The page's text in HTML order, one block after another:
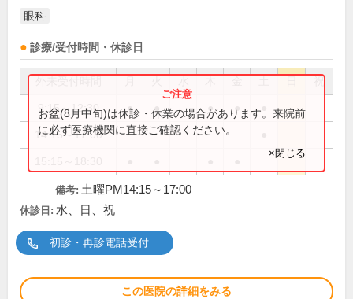
眼科
診療/受付時間・休診日
祝
9:15～12:30 ● ● ● ●
14:15～17:00
お盆(8月中旬)は休診・休業の場合があります。来院前
に必ず医療機関に直接ご確認ください。
×閉じる
備考: 土曜PM14:15～17:00
休診日: 水、日、祝
初診・再診電話受付
この医院の詳細をみる